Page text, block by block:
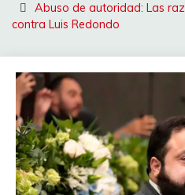
Abuso de autoridad: Las
contra Luis Redondo